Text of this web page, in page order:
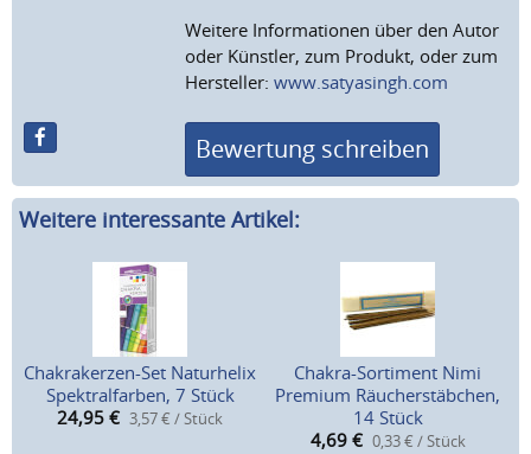
Weitere Informationen über den Autor
oder Künstler, zum Produkt, oder zum
Hersteller:www.satyasingh.com
Bewertung schreiben
Weitere interessante Artikel:
Chakrakerzen-Set Naturhelix
Spektralfarben, 7 Stück
24,95 € 3,57 € / Stück
Chakra-Sortiment Nimi
Premium Räucherstäbchen,
14 Stück
4,69 € 0,33 € / Stück